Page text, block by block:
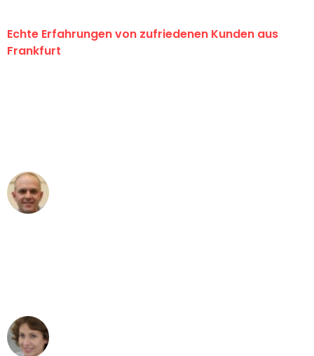
Echte Erfahrungen von zufriedenen Kunden aus
Frankfurt